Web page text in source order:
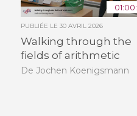
PUBLIÉE LE 30 AVRIL 2026
Walking through the
fields of arithmetic
De Jochen Koenigsmann